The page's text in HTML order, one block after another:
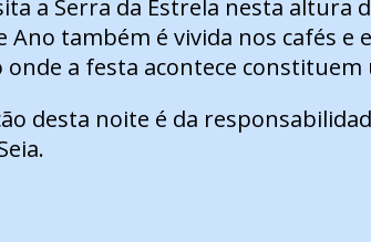
a Serra da Estrela nesta altura
Ano também é vivida nos cafés
a festa acontece
desta noite é da